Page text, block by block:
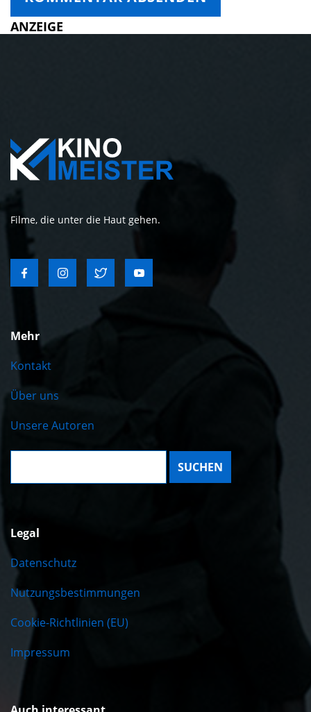
ANZEIGE
Filme, die unter die Haut gehen.
Mehr
Kontakt
Über uns
Unsere Autoren
Suche:
Legal
Datenschutz
Nutzungsbestimmungen
Cookie-Richtlinien (EU)
Impressum